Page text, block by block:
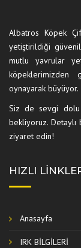
Albatros Köpek
yetiştirildiği
mutlu yavrular
köpeklerimizden
oynayarak büyüyor.
Siz de sevgi dolu
bekliyoruz.
ziyaret edin!
HIZLI
Anasayfa
IRK BİLGİLERİ